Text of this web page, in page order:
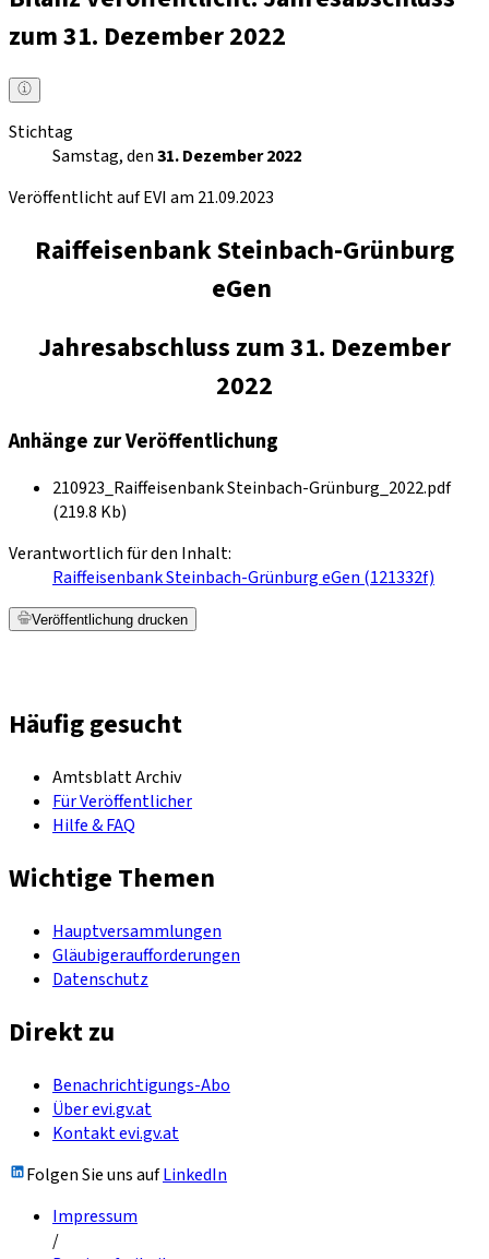
zum 31. Dezember 2022
Stichtag
Samstag, den31. Dezember 2022
Veröffentlicht auf EVI am 21.09.2023
Raiffeisenbank Steinbach-Grünburg
eGen
Jahresabschluss zum 31. Dezember
2022
Anhänge zur Veröffentlichung
210923_Raiffeisenbank Steinbach-Grünburg_2022.pdf
(219.8 Kb)
Verantwortlich für den Inhalt:
Raiffeisenbank Steinbach-Grünburg eGen (121332f)
Veröffentlichung drucken
Häufig gesucht
Amtsblatt Archiv
Für Veröffentlicher
Hilfe & FAQ
Wichtige Themen
Hauptversammlungen
Gläubigeraufforderungen
Datenschutz
Direkt zu
Benachrichtigungs-Abo
Über evi.gv.at
Kontakt evi.gv.at
Folgen Sie uns aufLinkedIn
Impressum
/